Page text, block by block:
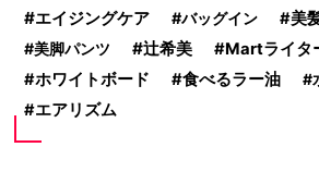
エイジングケア
バッグイン 美
美脚パンツ
辻希美
Martライタ
ホワイトボード
食べるラー油
エアリズム